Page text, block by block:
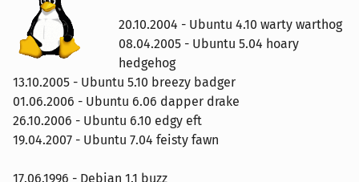
20.10.2004 - Ubuntu 4.10 warty warthog
08.04.2005 - Ubuntu 5.04 hoary
hedgehog
13.10.2005 - Ubuntu 5.10 breezy badger
01.06.2006 - Ubuntu 6.06 dapper drake
26.10.2006 - Ubuntu 6.10 edgy eft
19.04.2007 - Ubuntu 7.04 feisty fawn
17.06.1996 - Debian 1.1 buzz